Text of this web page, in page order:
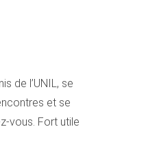
de l’UNIL, se
et se
vous. Fort utile